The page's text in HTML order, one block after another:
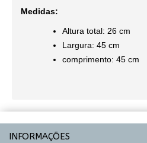
Medidas:
Altura total: 26 cm
Largura: 45 cm
comprimento: 45 cm
INFORMAÇÕES